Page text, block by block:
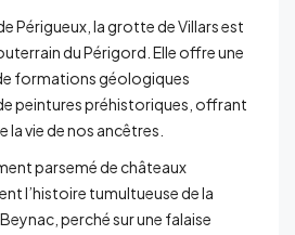
Périgueux, la grotte de Villars est
du Périgord. Elle offre une
formations géologiques
peintures préhistoriques, offrant
vie de nos ancêtres.
parsemé de châteaux
l’histoire tumultueuse de la
perché sur une falaise